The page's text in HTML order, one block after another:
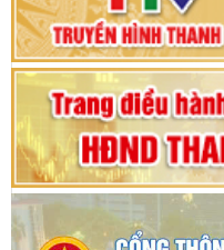
tỉnh khoá XVIII